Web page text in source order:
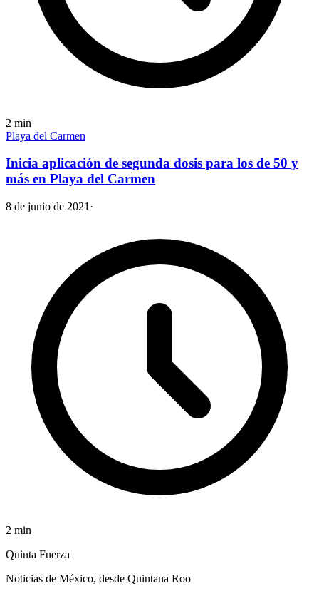
2 min
Playa del Carmen
Inicia aplicación de segunda dosis para los de 50 y
más en Playa del Carmen
8 de junio de 2021 ·
2 min
Quinta Fuerza
Noticias de México, desde Quintana Roo